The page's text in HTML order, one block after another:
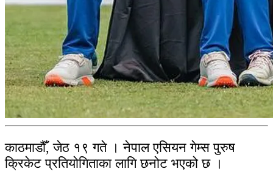
काठमाडौँ, जेठ १९ गते । नेपाल एसियन गेम्स पुरुष
क्रिकेट प्रतियोगिताका लागि छनोट भएको छ ।